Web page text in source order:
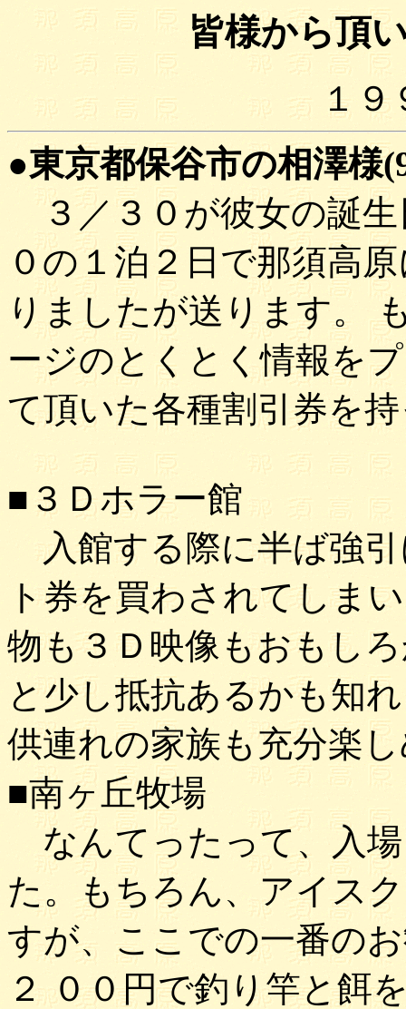
皆様から頂
１
●東京都保谷市の相澤様
３／３０が彼女の誕生
０の１泊２日で那須高
りましたが送ります。
ージのとくとく情報を
て頂いた各種割引券を
■３Ｄホラー館
入館する際に半ば強
ト券を買わされてしま
物も３Ｄ映像もおもし
と少し抵抗あるかも知
供連れの家族も充分楽
■南ヶ丘牧場
なんてったって、入
た。もちろん、アイス
すが、ここでの一番の
２ ００円で釣り竿と餌